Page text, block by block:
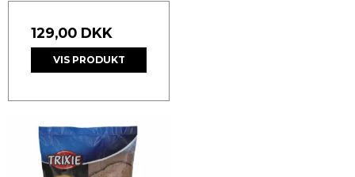
129,00 DKK
VIS PRODUKT